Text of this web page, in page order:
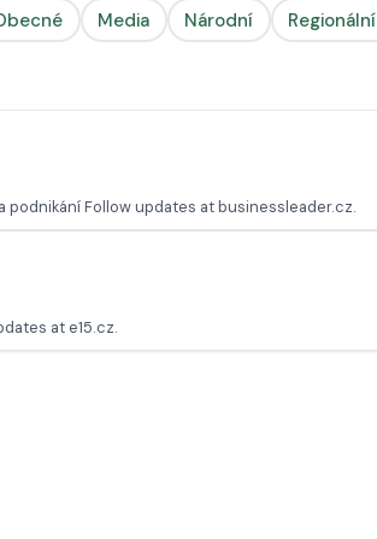
Media Národní Regionální
podnikání Follow updates at businessleader.cz.
at e15.cz.